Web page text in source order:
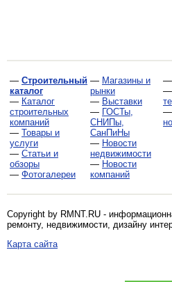
— Строительный
каталог
— Каталог
строительных
компаний
— Товары и
услуги
— Статьи и
обзоры
— Фотогалереи
— Магазины и
рынки
— Выставки
— ГОСТы,
СНИПы,
СанПиНы
— Новости
недвижимости
— Новости
компаний
—
—
—
Copyright by RMNT.RU -
ремонту, недвижимости, дизайну
Карта сайта